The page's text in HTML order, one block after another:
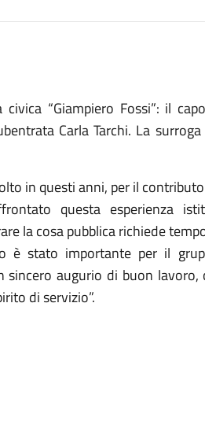
“Giampiero Fossi”: il
Carla Tarchi. La
in questi anni, per il
questa esperienza
la cosa pubblica richiede
è stato importante per il
sincero augurio di buon
di servizio”.